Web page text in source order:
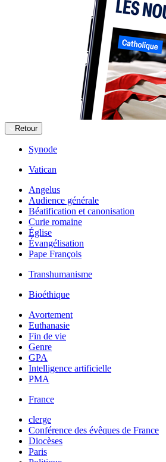
Retour
Synode
Vatican
Angelus
Audience générale
Béatification et canonisation
Curie romaine
Église
Évangélisation
Pape François
Transhumanisme
Bioéthique
Avortement
Euthanasie
Fin de vie
Genre
GPA
Intelligence artificielle
PMA
France
clerge
Conférence des évêques de France
Diocèses
Paris